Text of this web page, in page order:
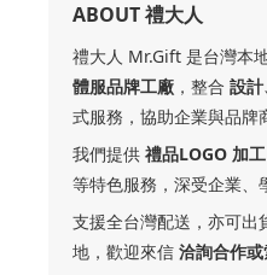
ABOUT 禮大人
禮大人 Mr.Gift 是台灣本
體服品牌工廠 ，整合 設
式服務，協助企業與品牌
我們提供 禮品LOGO 加
等特色服務，深受企業、
支援全台灣配送，亦可出
地，歡迎來信 洽詢合作